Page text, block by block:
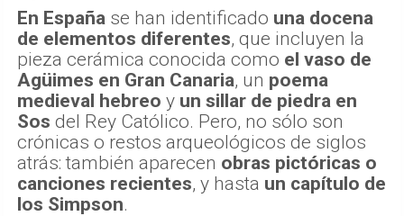
En España se han identificado una docena
de elementos diferentes, que incluyen la
pieza cerámica conocida como el vaso de
Agüimes en Gran Canaria, un poema
medieval hebreo y un sillar de piedra en
Sos del Rey Católico. Pero, no sólo son
crónicas o restos arqueológicos de siglos
atrás: también aparecen obras pictóricas o
canciones recientes, y hasta un capítulo de
los Simpson.